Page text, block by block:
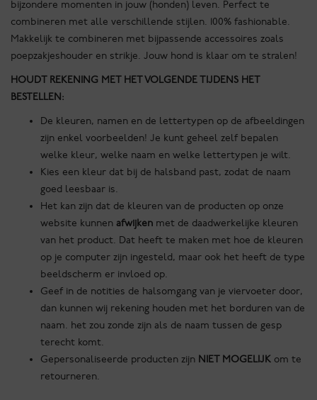
bijzondere momenten in jouw (honden) leven. Perfect te
combineren met alle verschillende stijlen. 100% fashionable.
Makkelijk te combineren met bijpassende accessoires zoals
poepzakjeshouder en strikje. Jouw hond is klaar om te stralen!
HOUDT REKENING MET HET VOLGENDE TIJDENS HET
BESTELLEN:
De kleuren, namen en de lettertypen op de afbeeldingen
zijn enkel voorbeelden! Je kunt geheel zelf bepalen
welke kleur, welke naam en welke lettertypen je wilt.
Kies een kleur dat bij de halsband past, zodat de naam
goed leesbaar is.
Het kan zijn dat de kleuren van de producten op onze
website kunnen afwijken met de daadwerkelijke kleuren
van het product. Dat heeft te maken met hoe de kleuren
op je computer zijn ingesteld, maar ook het heeft de type
beeldscherm er invloed op.
Geef in de notities de halsomgang van je viervoeter door,
dan kunnen wij rekening houden met het borduren van de
naam. het zou zonde zijn als de naam tussen de gesp
terecht komt.
Gepersonaliseerde producten zijn NIET MOGELIJK om te
retourneren.